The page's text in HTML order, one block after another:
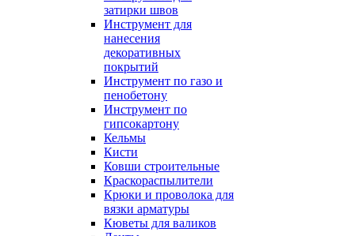
затирки швов
Инструмент для
нанесения
декоративных
покрытий
Инструмент по газо и
пенобетону
Инструмент по
гипсокартону
Кельмы
Кисти
Ковши строительные
Краскораспылители
Крюки и проволока для
вязки арматуры
Кюветы для валиков